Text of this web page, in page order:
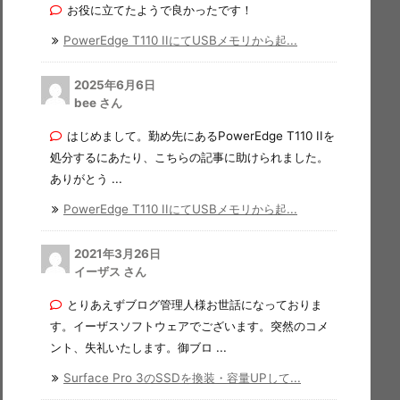
お役に立てたようで良かったです！
PowerEdge T110 IIにてUSBメモリから起...
2025年6月6日
bee さん
はじめまして。勤め先にあるPowerEdge T110 IIを
処分するにあたり、こちらの記事に助けられました。
ありがとう ...
PowerEdge T110 IIにてUSBメモリから起...
2021年3月26日
イーザス さん
とりあえずブログ管理人様お世話になっておりま
す。イーザスソフトウェアでございます。突然のコメ
ント、失礼いたします。御ブロ ...
Surface Pro 3のSSDを換装・容量UPして...